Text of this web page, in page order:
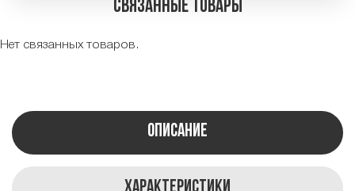
Связанные товары
Нет связанных товаров.
Описание